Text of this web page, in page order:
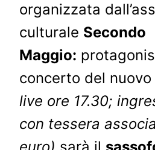
organizzata
culturale Secondo
Maggio:
concerto del nuovo
live ore 17.30;
con tessera